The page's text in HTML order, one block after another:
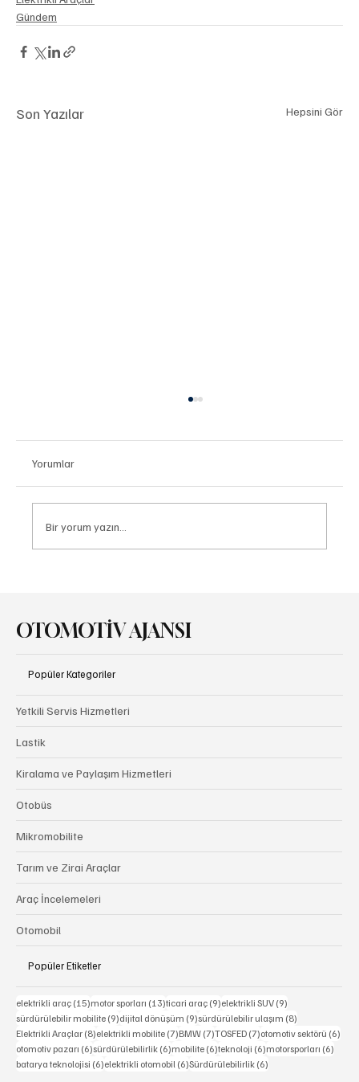
Gündem
Son Yazılar Hepsini Gör
Yorumlar
Bir yorum yazın...
OTOMOTİV AJANSI
Popüler Kategoriler
Yetkili Servis Hizmetleri
Lastik
Kiralama ve Paylaşım Hizmetleri
Otobüs
Mikromobilite
Tarım ve Zirai Araçlar
Araç İncelemeleri
Otomobil
Popüler Etiketler
elektrikli araç (15)15 yazı
motor sporları (13)13 yazı
ticari araç (9)9 yazı
elektrikli SUV (9)
sürdürülebilir mobilite (9)9 yazı
dijital dönüşüm (9)9 yazı
sürdürülebilir ulaşım (8)
Elektrikli Araçlar (8)8 yazı
elektrikli mobilite (7)7 yazı
BMW (7)7 yazı
TOSFED (7)7 yazı
otomotiv sektörü (6)
otomotiv pazarı (6)6 yazı
sürdürülebilirlik (6)6 yazı
mobilite (6)6 yazı
teknoloji (6)6 yazı
motorsporları (6)
batarya teknolojisi (6)6 yazı
elektrikli otomobil (6)6 yazı
Sürdürülebilirlik (6)